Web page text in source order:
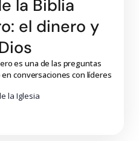
la Biblia
el dinero y
es una de las preguntas
conversaciones con líderes
la Iglesia